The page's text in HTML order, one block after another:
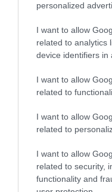
personalized
I want to allow
related to analytics
device identifiers in
I want to allow
related to
I want to allow
related to
I want to allow
related to security,
functionality and
LIFESTYLE
Οι Queens Of
δημιούργησαν
παραπόνων
Η τηλεφωνική γραμμή
οι καλούντες να